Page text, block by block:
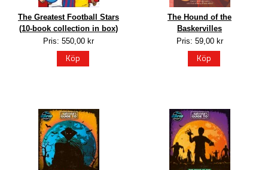
The Greatest Football Stars
(10-book collection in box)
Pris: 550,00 kr
Köp
The Hound of the
Baskervilles
Pris: 59,00 kr
Köp